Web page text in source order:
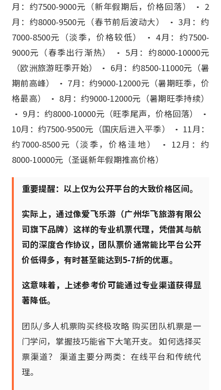
月：约7500-9000元（新年假期后，价格回落） • 2
月：约8000-9500元（春节前后波动大） • 3月：约
7000-8500元（淡季，价格较低） • 4月：约7500-
9000元（春季出行渐热） • 5月：约8000-10000元
（欧洲旅游旺季开始） • 6月：约8500-11000元（暑
期前高峰） • 7月：约9000-12000元（暑期旺季，价
格最高） • 8月：约9000-12000元（暑期旺季持续）
• 9月：约8000-10000元（旺季尾声，价格回落） •
10月：约7500-9500元（国庆后进入平季） • 11月：
约7000-8500元（淡季，价格洼地） • 12月：约
8000-10000元（圣诞新年假期推高价格）
重要提醒：以上仅为公开平台的大致价格区间。
实际上，通过像爱飞乐游（广州华飞旅游有限公
司旗下品牌）这样的专业机票代理，凭借其与航
司的深度合作协议，团队票价通常能比平台公开
价低得多，有时甚至能达到5-7折的优惠。
这意味着，上述参考价可能通过专业渠道获得显
著降低。
团队/多人机票购买终极攻略 购买团队机票是一
门学问，掌握技巧能省下大笔开支。 如何选择买
票渠道？ 渠道主要分两类：在线平台和传统代
理。